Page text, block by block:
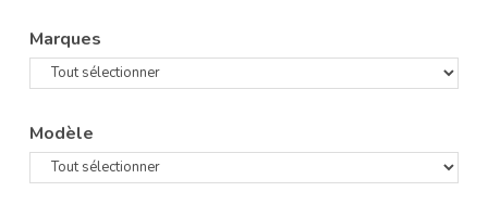
Marques
Modèle